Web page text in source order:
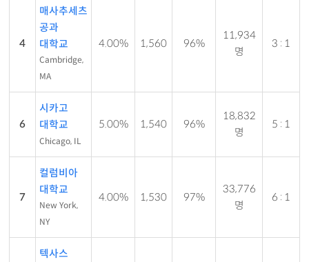
4
매사추세츠
공과
대학교
Cambridge,
MA
4.00% 1,560 96%
11,934
명
3 : 1
6
시카고
대학교
Chicago, IL
5.00% 1,540 96%
18,832
명
5 : 1
7
컬럼비아
대학교
New York,
NY
4.00% 1,530 97%
33,776
명
6 : 1
텍사스